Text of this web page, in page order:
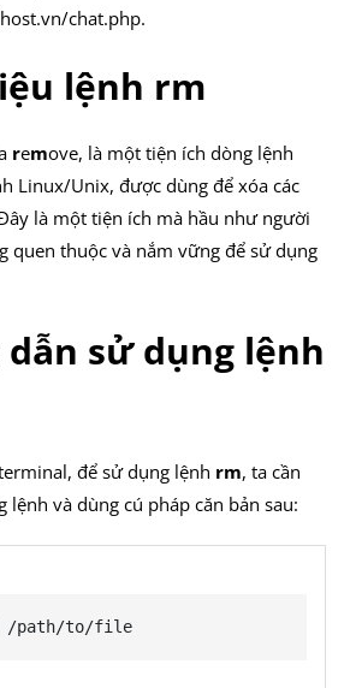
chat.php.
lệnh rm
remove, là một tiện ích dòng lệnh
Linux/Unix, được dùng để xóa các
là một tiện ích mà hầu như người
quen thuộc và nắm vững để sử dụng
sử dụng lệnh
để sử dụng lệnh rm, ta cần
lệnh và dùng cú pháp căn bản sau:
/path/to/file